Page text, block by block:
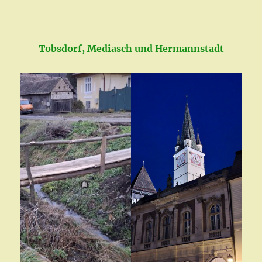
Tobsdorf, Mediasch und Hermannstadt